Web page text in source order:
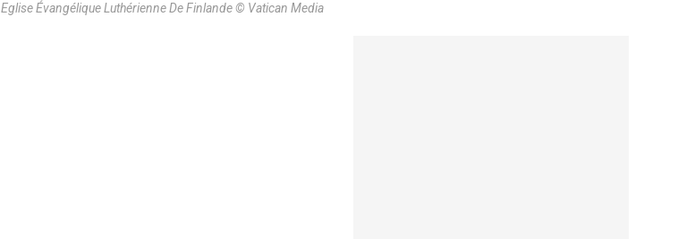
Eglise Évangélique Luthérienne De Finlande © Vatican Media